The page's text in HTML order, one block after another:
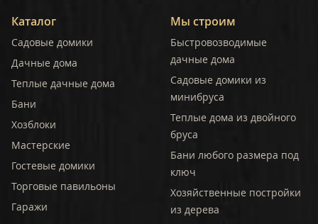
Каталог
Садовые домики
Дачные дома
Теплые дачные дома
Бани
Хозблоки
Мастерские
Гостевые домики
Торговые павильоны
Гаражи
Мы строим
Быстровозводимые
дачные дома
Садовые домики из
минибруса
Теплые дома из двойного
бруса
Бани любого размера под
ключ
Хозяйственные постройки
из дерева